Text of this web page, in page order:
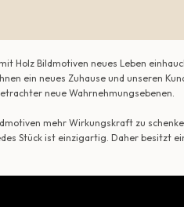
Holz Bildmotiven neues Leben
ein neues Zuhause und unseren
neue Wahrnehmungsebenen.
mehr Wirkungskraft zu
Stück ist einzigartig. Daher